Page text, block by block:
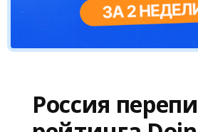
Россия